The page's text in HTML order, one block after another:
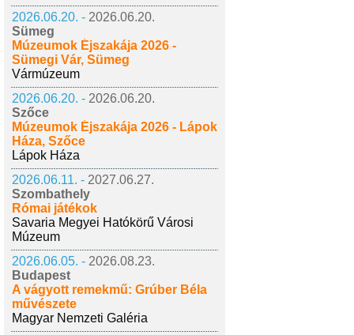
2026.06.20. - 2026.06.20.
Sümeg
Múzeumok Éjszakája 2026 -
Sümegi Vár, Sümeg
Vármúzeum
2026.06.20. - 2026.06.20.
Szőce
Múzeumok Éjszakája 2026 - Lápok
Háza, Szőce
Lápok Háza
2026.06.11. - 2027.06.27.
Szombathely
Római játékok
Savaria Megyei Hatókörű Városi
Múzeum
2026.06.05. - 2026.08.23.
Budapest
A vágyott remekmű: Grúber Béla
művészete
Magyar Nemzeti Galéria